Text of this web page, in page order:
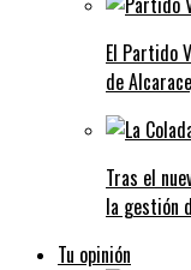
El Partido
de
Tras el
la gestión
Tu opinión